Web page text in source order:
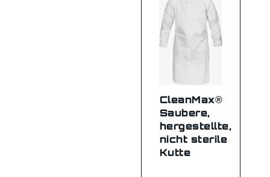
CleanMax®
Saubere,
hergestellte,
nicht sterile
Kutte